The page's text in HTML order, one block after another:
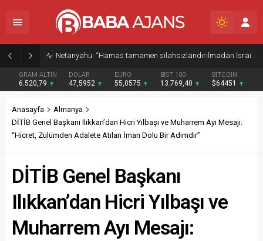
Netanyahu: “Hamas tamamen silahsızlandırılmadan İsrail Gazze’den çekilmeyecek”
GRAM ALTIN
6.520,79
DOLAR
47,5952
EURO
55,0575
BIST 100
13.769,40
BITCOIN
$64451
Anasayfa
Almanya
DİTİB Genel Başkanı Ilıkkan’dan Hicri Yılbaşı ve Muharrem Ayı Mesajı:
“Hicret, Zulümden Adalete Atılan İman Dolu Bir Adımdır”
DİTİB Genel Başkanı
Ilıkkan’dan Hicri Yılbaşı ve
Muharrem Ayı Mesajı: